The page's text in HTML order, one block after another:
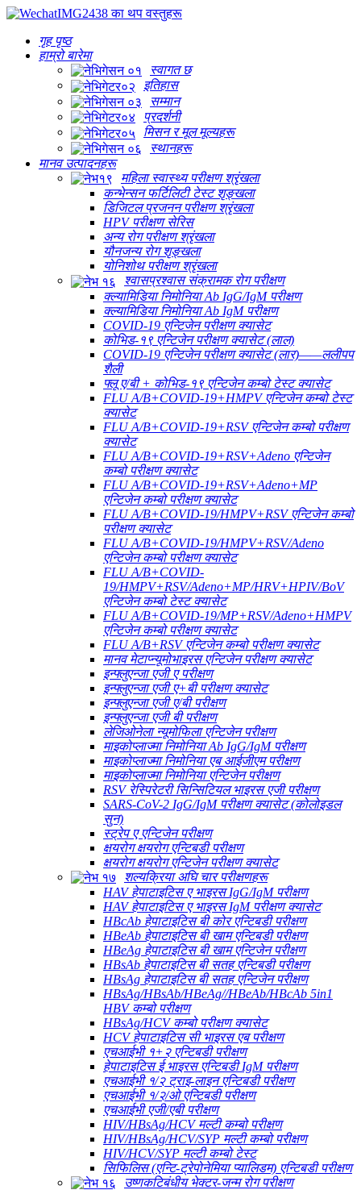
गृह पृष्ठ
हाम्रो बारेमा
स्वागत छ
इतिहास
सम्मान
प्रदर्शनी
मिसन र मूल मूल्यहरू
स्थानहरू
मानव उत्पादनहरू
महिला स्वास्थ्य परीक्षण श्रृंखला
कन्भेन्सन फर्टिलिटी टेस्ट शृङ्खला
डिजिटल प्रजनन परीक्षण श्रृंखला
HPV परीक्षण सेरिस
अन्य रोग परीक्षण श्रृंखला
यौनजन्य रोग शृङ्खला
योनिशोथ परीक्षण श्रृंखला
श्वासप्रश्वास संक्रामक रोग परीक्षण
क्ल्यामिडिया निमोनिया Ab IgG/IgM परीक्षण
क्ल्यामिडिया निमोनिया Ab IgM परीक्षण
COVID-19 एन्टिजेन परीक्षण क्यासेट
कोभिड-१९ एन्टिजेन परीक्षण क्यासेट (लाल)
COVID-19 एन्टिजेन परीक्षण क्यासेट (लार)——ललीपप
शैली
फ्लू ए/बी + कोभिड-१९ एन्टिजेन कम्बो टेस्ट क्यासेट
FLU A/B+COVID-19+HMPV एन्टिजेन कम्बो टेस्ट
क्यासेट
FLU A/B+COVID-19+RSV एन्टिजेन कम्बो परीक्षण
क्यासेट
FLU A/B+COVID-19+RSV+Adeno एन्टिजेन
कम्बो परीक्षण क्यासेट
FLU A/B+COVID-19+RSV+Adeno+MP
एन्टिजेन कम्बो परीक्षण क्यासेट
FLU A/B+COVID-19/HMPV+RSV एन्टिजेन कम्बो
परीक्षण क्यासेट
FLU A/B+COVID-19/HMPV+RSV/Adeno
एन्टिजेन कम्बो परीक्षण क्यासेट
FLU A/B+COVID-
19/HMPV+RSV/Adeno+MP/HRV+HPIV/BoV
एन्टिजेन कम्बो टेस्ट क्यासेट
FLU A/B+COVID-19/MP+RSV/Adeno+HMPV
एन्टिजेन कम्बो परीक्षण क्यासेट
FLU A/B+RSV एन्टिजेन कम्बो परीक्षण क्यासेट
मानव मेटाप्न्यूमोभाइरस एन्टिजेन परीक्षण क्यासेट
इन्फ्लुएन्जा एजी ए परीक्षण
इन्फ्लुएन्जा एजी ए+बी परीक्षण क्यासेट
इन्फ्लुएन्जा एजी ए/बी परीक्षण
इन्फ्लुएन्जा एजी बी परीक्षण
लेजिओनेला न्यूमोफिला एन्टिजेन परीक्षण
माइकोप्लाज्मा निमोनिया Ab IgG/IgM परीक्षण
माइकोप्लाज्मा निमोनिया एब आईजीएम परीक्षण
माइकोप्लाज्मा निमोनिया एन्टिजेन परीक्षण
RSV रेस्पिरेटरी सिन्सिटियल भाइरस एजी परीक्षण
SARS-CoV-2 IgG/IgM परीक्षण क्यासेट (कोलोइडल
सुन)
स्ट्रेप ए एन्टिजेन परीक्षण
क्षयरोग क्षयरोग एन्टिबडी परीक्षण
क्षयरोग क्षयरोग एन्टिजेन परीक्षण क्यासेट
शल्यक्रिया अघि चार परीक्षणहरू
HAV हेपाटाइटिस ए भाइरस IgG/IgM परीक्षण
HAV हेपाटाइटिस ए भाइरस IgM परीक्षण क्यासेट
HBcAb हेपाटाइटिस बी कोर एन्टिबडी परीक्षण
HBeAb हेपाटाइटिस बी खाम एन्टिबडी परीक्षण
HBeAg हेपाटाइटिस बी खाम एन्टिजेन परीक्षण
HBsAb हेपाटाइटिस बी सतह एन्टिबडी परीक्षण
HBsAg हेपाटाइटिस बी सतह एन्टिजेन परीक्षण
HBsAg/HBsAb/HBeAg//HBeAb/HBcAb 5in1
HBV कम्बो परीक्षण
HBsAg/HCV कम्बो परीक्षण क्यासेट
HCV हेपाटाइटिस सी भाइरस एब परीक्षण
एचआईभी १+२ एन्टिबडी परीक्षण
हेपाटाइटिस ई भाइरस एन्टिबडी IgM परीक्षण
एचआईभी १/२ ट्राइ-लाइन एन्टिबडी परीक्षण
एचआईभी १/२/ओ एन्टिबडी परीक्षण
एचआईभी एजी/एबी परीक्षण
HIV/HBsAg/HCV मल्टी कम्बो परीक्षण
HIV/HBsAg/HCV/SYP मल्टी कम्बो परीक्षण
HIV/HCV/SYP मल्टी कम्बो टेस्ट
सिफिलिस (एन्टि-ट्रेपोनेमिया प्यालिडम) एन्टिबडी परीक्षण
उष्णकटिबंधीय भेक्टर-जन्म रोग परीक्षण